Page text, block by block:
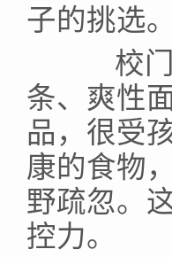
子的挑选。
校门
条、爽性
品，很受
康的食物
野疏忽。
控力。